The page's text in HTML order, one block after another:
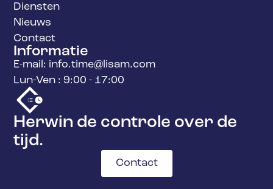
Herwin de controle over de
tijd.
Contact
Diensten
Nieuws
Contact
Informatie
E-mail: info.time@lisam.com
Lun-Ven : 9:00 - 17:00